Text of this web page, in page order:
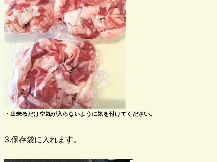
・出来るだけ空気が入らないように気を付けてください。
3.保存袋に入れます。